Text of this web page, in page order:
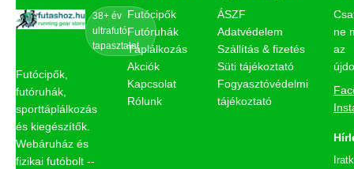
38+ év
ultrafutó
tapasztalat
Futócipők,
futóruhák,
sporttáplálkozás
és kiegészítők.
Webáruház és
fizikai futóbolt --
Futócipők
Futóruhák
Táplálkozás
Akciók
Kapcsolat
Rólunk
ÁSZF
Adatvédelem
Szállítás & fizetés
Süti tájékoztató
Fogyasztóvédelmi
tájékoztató
ne
az